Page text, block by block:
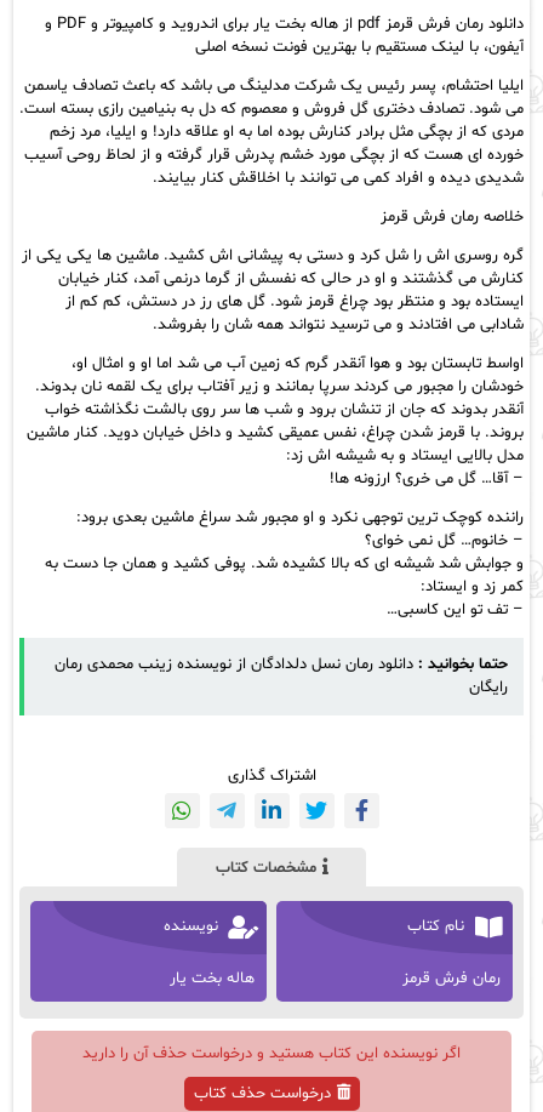
عدد
دانلود رمان فرش قرمز pdf از هاله بخت یار برای اندروید و کامپیوتر و PDF و
آیفون، با لینک مستقیم با بهترین فونت نسخه اصلی
ایلیا احتشام، پسر رئیس یک شرکت مدلینگ می باشد که باعث تصادف یاسمن
می شود‌. تصادف دختری گل فروش و معصوم که دل به بنیامین رازی بسته است.
مردی که از بچگی مثل برادر کنارش بوده اما به او علاقه دارد! و ایلیا، مرد زخم
خورده‌ ای هست که از بچگی مورد خشم پدرش قرار گرفته و از لحاظ روحی آسیب
شدیدی دیده و افراد کمی می‌ توانند با اخلاقش کنار بیایند.
خلاصه رمان فرش قرمز
گره روسری اش را شل کرد و دستی به پیشانی اش کشید. ماشین ها یکی یکی از
کنارش می گذشتند و او در حالی که نفسش از گرما درنمی آمد، کنار خیابان
ایستاده بود و منتظر بود چراغ قرمز شود. گل های رز در دستش، کم کم از
شادابی می افتادند و می ترسید نتواند همه شان را بفروشد.
اواسط تابستان بود و هوا آنقدر گرم که زمین آب می شد اما او و امثال او،
خودشان را مجبور می کردند سرپا بمانند و زیر آفتاب برای یک لقمه نان بدوند.
آنقدر بدوند که جان از تنشان برود و شب ها سر روی بالشت نگذاشته خواب
بروند. با قرمز شدن چراغ، نفس عمیقی کشید و داخل خیابان دوید. کنار ماشین
مدل بالایی ایستاد و به شیشه اش زد:
– آقا… گل می خری؟ ارزونه ها!
راننده کوچک ترین توجهی نکرد و او مجبور شد سراغ ماشین بعدی برود:
– خانوم… گل نمی خوای؟
و جوابش شد شیشه ای که بالا کشیده شد. پوفی کشید و همان جا دست به
کمر زد و ایستاد:
– تف تو این کاسبی…
حتما بخوانید : دانلود رمان نسل دلدادگان از نویسنده زینب محمدی رمان
رایگان
اشتراک گذاری
مشخصات کتاب
نام کتاب
رمان فرش قرمز
نویسنده
هاله بخت یار
اگر نویسنده این کتاب هستید و درخواست حذف آن را دارید
درخواست حذف کتاب